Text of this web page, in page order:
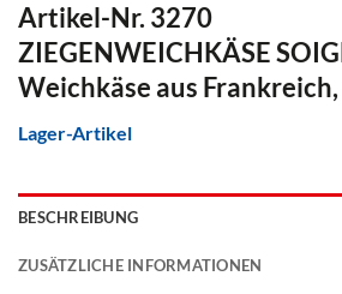
Artikel-Nr. 3270
ZIEGENWEICHKÄSE
Weichkäse aus
Lager-Artikel
BESCHREIBUNG
ZUSÄTZLICHE INFORMATIONEN